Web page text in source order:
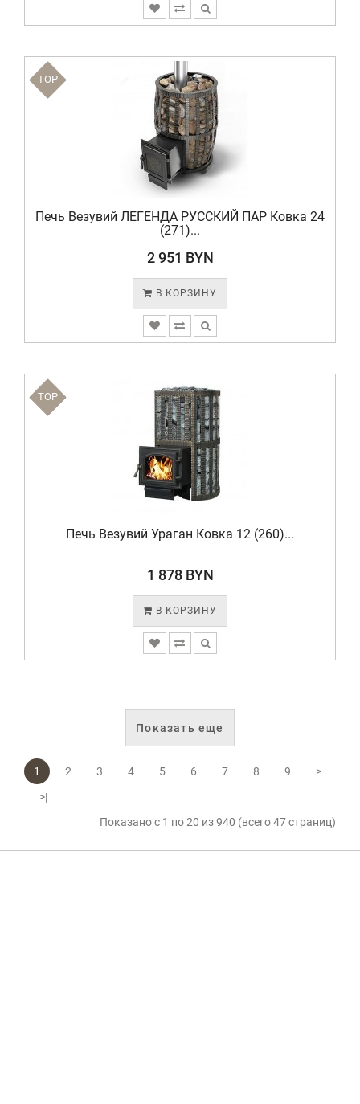
TOP
Печь Везувий ЛЕГЕНДА РУССКИЙ ПАР Ковка 24
(271)...
2 951 BYN
В КОРЗИНУ
TOP
Печь Везувий Ураган Ковка 12 (260)...
1 878 BYN
В КОРЗИНУ
Показать еще
1 2 3 4 5 6 7 8 9
>
>|
Показано с 1 по 20 из 940 (всего 47 страниц)